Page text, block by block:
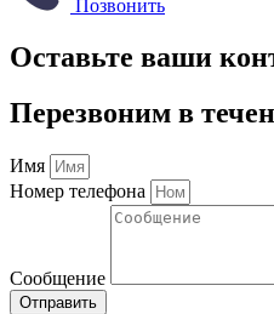
Позвонить
Оставьте ваши
Перезвоним в
Имя
Номер телефона
Сообщение
Отправить